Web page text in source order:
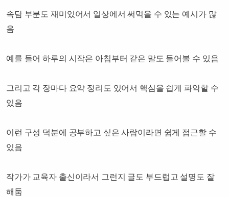
속담 부분도 재미있어서 일상에서 써먹을 수 있는 예시가 많
음
예를 들어 하루의 시작은 아침부터 같은 말도 들어볼 수 있음
그리고 각 장마다 요약 정리도 있어서 핵심을 쉽게 파악할 수
있음
이런 구성 덕분에 공부하고 싶은 사람이라면 쉽게 접근할 수
있음
작가가 교육자 출신이라서 그런지 글도 부드럽고 설명도 잘
해둠